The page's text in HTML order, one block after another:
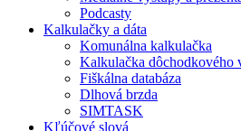
Podcasty
Kalkulačky a dáta
Komunálna kalkulačka
Kalkulačka dôchodkového
Fiškálna databáza
Dlhová brzda
SIMTASK
Kľúčové slová